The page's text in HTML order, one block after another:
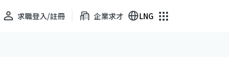
求職登入/註冊 企業求才 LNG